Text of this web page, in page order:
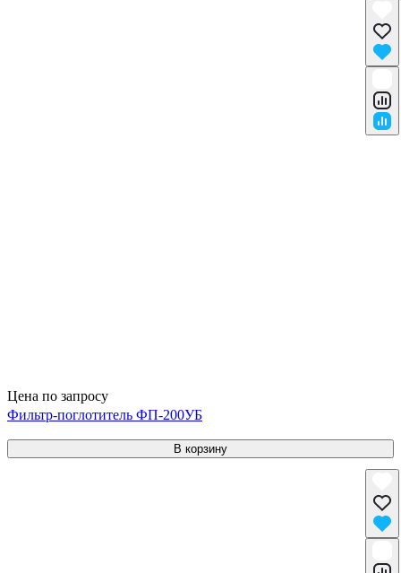
Цена по запросу
Фильтр-поглотитель ФП-200УБ
В корзину